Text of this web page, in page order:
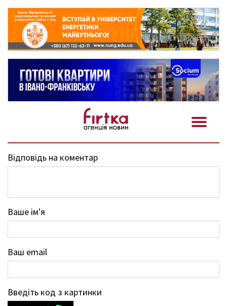
Відповідь на коментар
Ваше ім'я
Ваш email
Введіть код з картинки